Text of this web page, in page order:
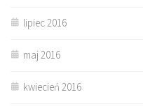
lipiec 2016
maj 2016
kwiecień 2016